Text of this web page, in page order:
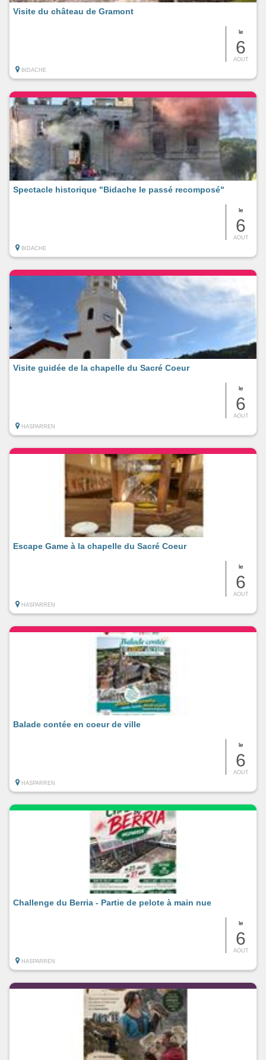
le
6
AOUT
Visite du château de Gramont
BIDACHE
le
6
AOUT
Spectacle historique "Bidache le passé recomposé"
BIDACHE
le
6
AOUT
Visite guidée de la chapelle du Sacré Coeur
HASPARREN
le
6
AOUT
Escape Game à la chapelle du Sacré Coeur
HASPARREN
le
6
AOUT
Balade contée en coeur de ville
HASPARREN
le
6
AOUT
Challenge du Berria - Partie de pelote à main nue
HASPARREN